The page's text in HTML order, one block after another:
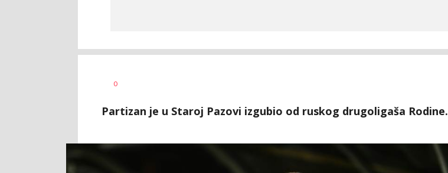
AUTOR
0
Partizan je u Staroj Pazovi izgubio od ruskog drugoligaša Rodine.